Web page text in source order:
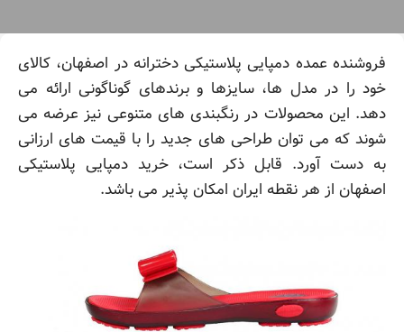
فروشنده عمده دمپایی پلاستیکی دخترانه در اصفهان، کالای
خود را در مدل ها، سایزها و برندهای گوناگونی ارائه می
دهد. این محصولات در رنگبندی های متنوعی نیز عرضه می
شوند که می توان طراحی های جدید را با قیمت های ارزانی
به دست آورد. قابل ذکر است، خرید دمپایی پلاستیکی
اصفهان از هر نقطه ایران امکان پذیر می باشد.